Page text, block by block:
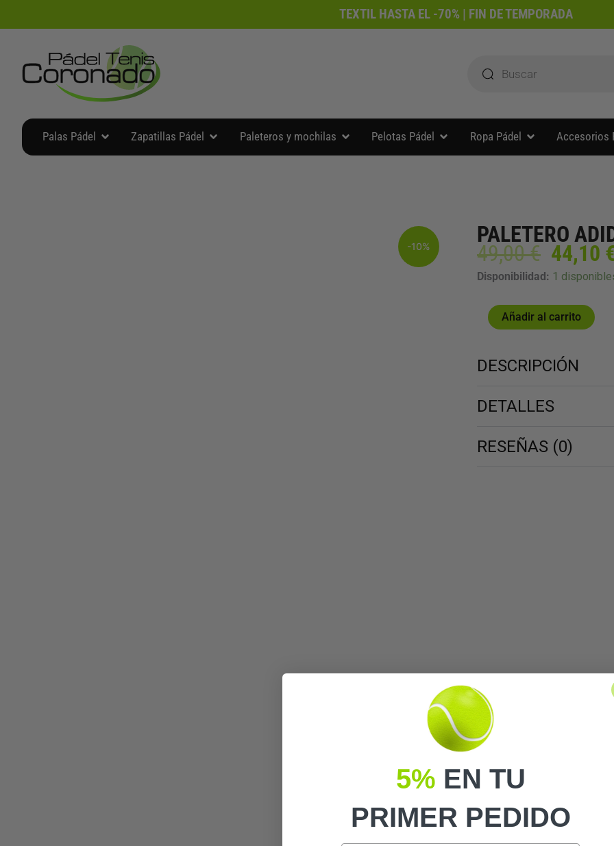
al
TEXTIL HASTA EL -70% | FIN DE TEMPORADA
productos
Palas Pádel Abrir Palas Pádel
Zapatillas Pádel Abrir Zapatillas Pádel
Paleteros y mochilas Abrir Paleteros y mochilas
Pelotas Pádel Abrir Pelotas Pádel
Ropa Pádel Abrir Ropa Pádel
Accesorios
-10% PALETERO
49,00€ El
precio
era:
49,00 €.
44,10
Disponibilidad: 1
PALETERO
BLUE
2026
Añadir al carrito
DESCRIPCIÓN
DETALLES
RESEÑAS (0)
5% EN TU
PRIMER PEDIDO